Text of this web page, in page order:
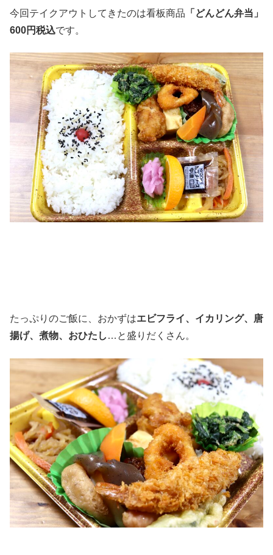
今回テイクアウトしてきたのは看板商品 「どんどん弁当」
600円税込です。
たっぷりのご飯に、おかずはエビフライ、イカリング、唐
揚げ、煮物、おひたし …と盛りだくさん。